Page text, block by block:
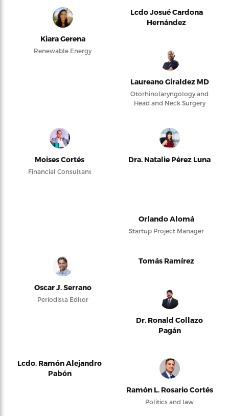
Kiara Gerena
Renewable Energy
Lcdo Josué Cardona
Hernández
Laureano Giraldez MD
Otorhinolaryngology and
Head and Neck Surgery
Moises Cortés
Financial Consultant
Dra. Natalie Pérez Luna
Orlando Alomá
Startup Project Manager
Oscar J. Serrano
Periodista Editor
Tomás Ramírez
Dr. Ronald Collazo
Pagán
Lcdo. Ramón Alejandro
Pabón
Ramón L. Rosario Cortés
Politics and law